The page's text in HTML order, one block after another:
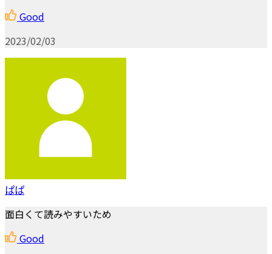
Good
2023/02/03
ぱぱ
面白くて読みやすいため
Good